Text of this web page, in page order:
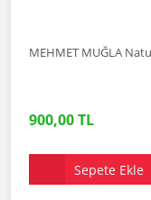
MEHMET MUĞLA
900,00 TL
Sepete Ekle